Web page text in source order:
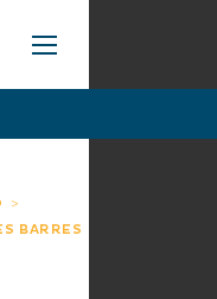
BARRES